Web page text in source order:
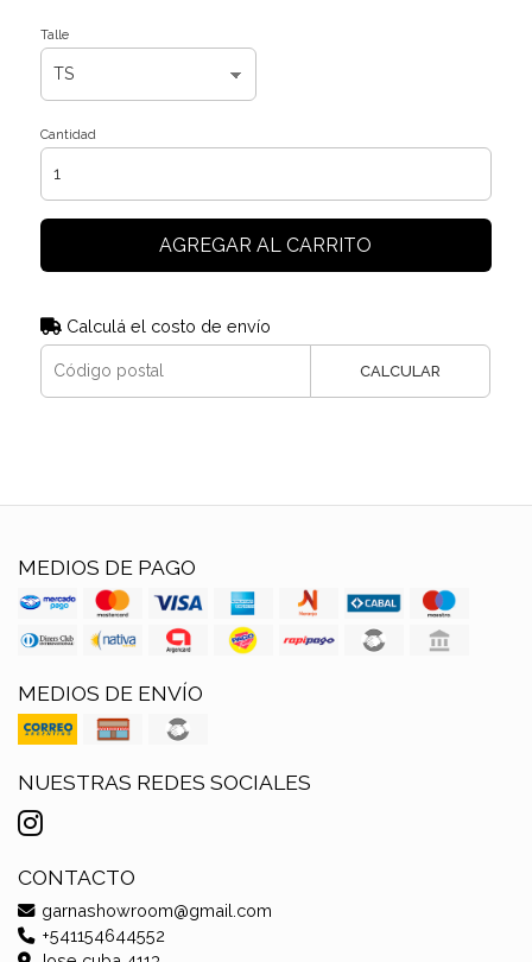
Talle
Cantidad
AGREGAR AL CARRITO
Calculá el costo de envío
CALCULAR
MEDIOS DE PAGO
MEDIOS DE ENVÍO
NUESTRAS REDES SOCIALES
CONTACTO
garnashowroom@gmail.com
+541154644552